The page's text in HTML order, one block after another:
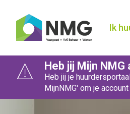
Naar hoofdinhoud
Naar hoofdnavigatiemenu
Naar zoeken
Home
Ik
Heb jij Mijn
Heb jij je
MijnNMG' om je